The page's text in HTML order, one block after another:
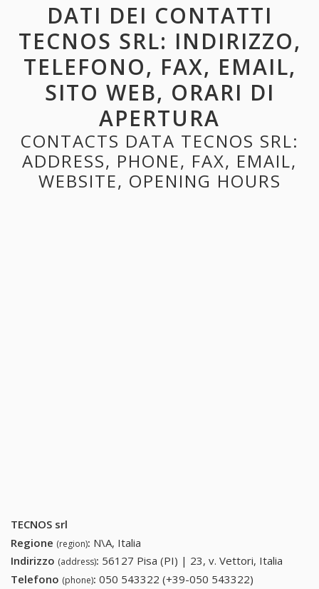
DATI DEI CONTATTI
TECNOS SRL: INDIRIZZO,
TELEFONO, FAX, EMAIL,
SITO WEB, ORARI DI
APERTURA
CONTACTS DATA TECNOS SRL:
ADDRESS, PHONE, FAX, EMAIL,
WEBSITE, OPENING HOURS
TECNOS srl
Regione (region): N\A, Italia
Indirizzo (address): 56127 Pisa (PI) | 23, v. Vettori, Italia
Telefono (phone): 050 543322 (+39-050 543322)